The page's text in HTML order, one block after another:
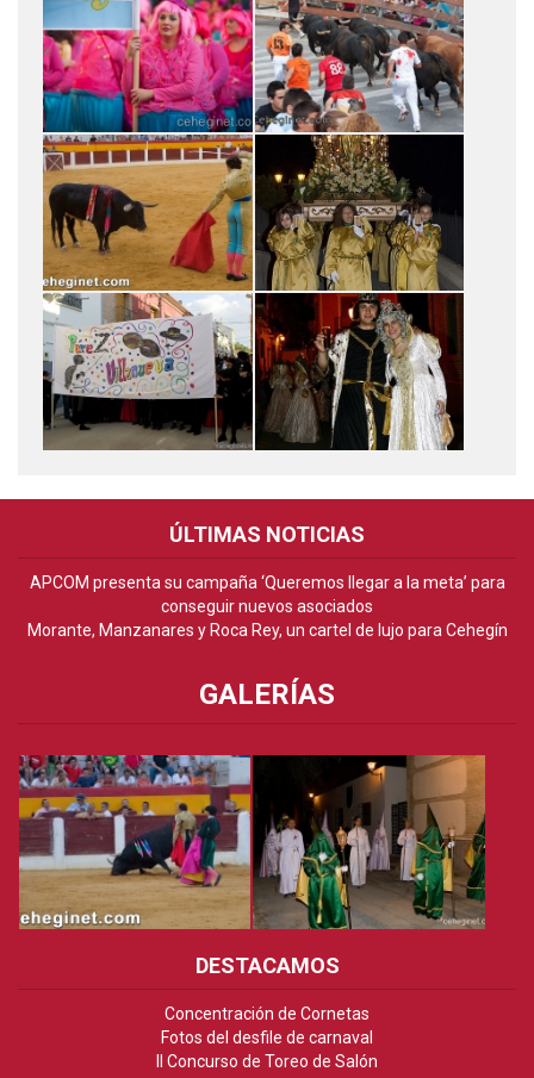
ÚLTIMAS NOTICIAS
APCOM presenta su campaña ‘Queremos llegar a la meta’ para
conseguir nuevos asociados
Morante, Manzanares y Roca Rey, un cartel de lujo para Cehegín
GALERÍAS
DESTACAMOS
Concentración de Cornetas
Fotos del desfile de carnaval
II Concurso de Toreo de Salón